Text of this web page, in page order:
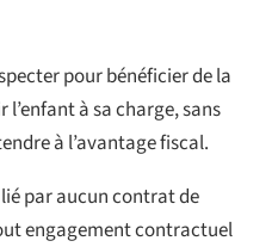
pour bénéficier de la
l’enfant à sa charge, sans
à l’avantage fiscal.
par aucun contrat de
engagement contractuel